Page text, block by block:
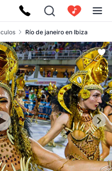
Río de janeiro en Ibiza